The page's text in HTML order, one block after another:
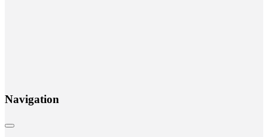
Navi­ga­ti­on